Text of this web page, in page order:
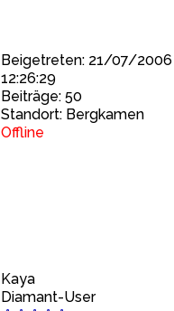
Beigetreten: 21/07/2006
12:26:29
Beiträge: 50
Standort: Bergkamen
Offline
Kaya
Diamant-User